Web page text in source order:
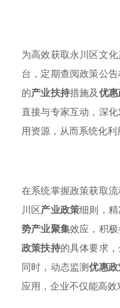
为高效获取永川区文
台，定期查阅政策公
的产业扶持措施及优
直接与专家互动，深
用资源，从而系统化利
在系统掌握政策获取
川区产业政策细则，
势产业聚集效应，积
政策扶持的具体要求
同时，动态监测优惠
应用，企业不仅能高